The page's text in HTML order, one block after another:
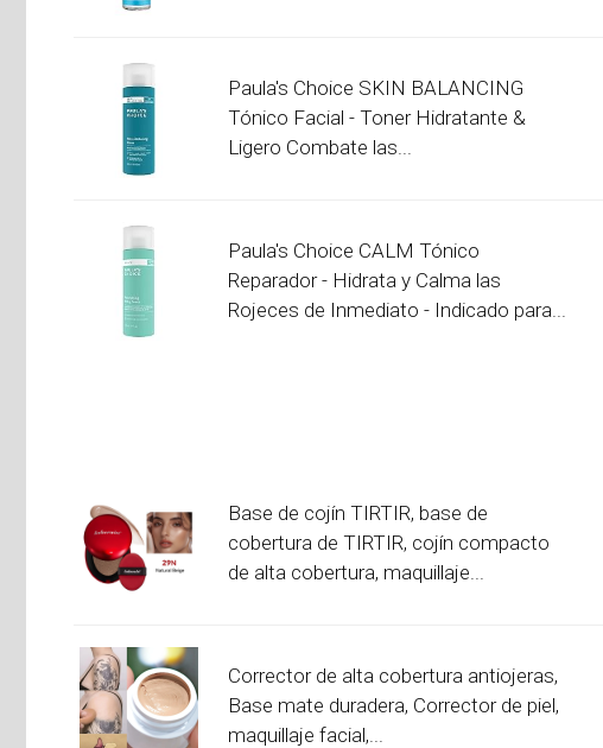
Paula's Choice SKIN BALANCING
Tónico Facial - Toner Hidratante &
Ligero Combate las...
Paula's Choice CALM Tónico
Reparador - Hidrata y Calma las
Rojeces de Inmediato - Indicado para...
Base de cojín TIRTIR, base de
cobertura de TIRTIR, cojín compacto
de alta cobertura, maquillaje...
Corrector de alta cobertura antiojeras,
Base mate duradera, Corrector de piel,
maquillaje facial,...